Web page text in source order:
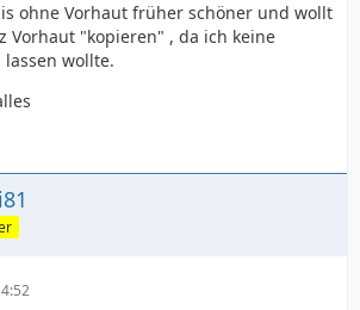
ohne Vorhaut früher schöner und wollt
Vorhaut "kopieren" , da ich keine
wollte.